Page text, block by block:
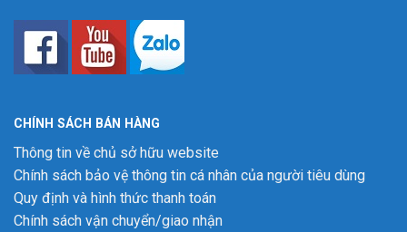
CHÍNH SÁCH BÁN HÀNG
Thông tin về chủ sở hữu website
Chính sách bảo vệ thông tin cá nhân của người tiêu dùng
Quy định và hình thức thanh toán
Chính sách vận chuyển/giao nhận